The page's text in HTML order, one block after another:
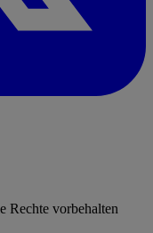
Rechte vorbehalten